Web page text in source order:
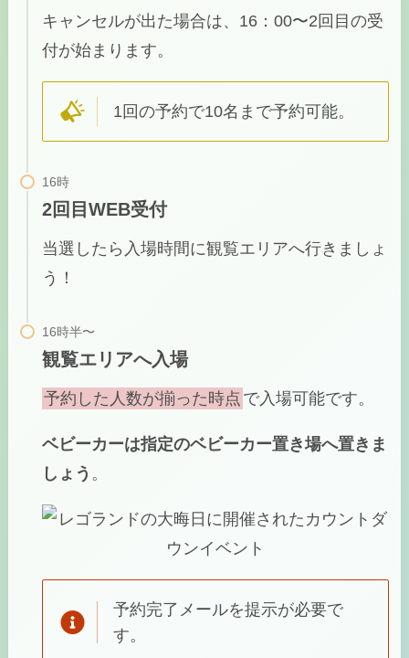
キャンセルが出た場合は、16：00〜2回目の受
付が始まります。
1回の予約で10名まで予約可能。
2回目WEB受付
当選したら入場時間に観覧エリアへ行きましょ
う！
観覧エリアへ入場
予約した人数が揃った時点 で入場可能です。
ベビーカーは指定のベビーカー置き場へ置きま
しょう 。
予約完了メールを提示が必要で
す。